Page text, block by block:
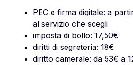
PEC e firma digitale: a
al servizio che scegli
imposta di bollo: 17,50€
diritti di segreteria: 18€
diritto camerale: da 53€ a